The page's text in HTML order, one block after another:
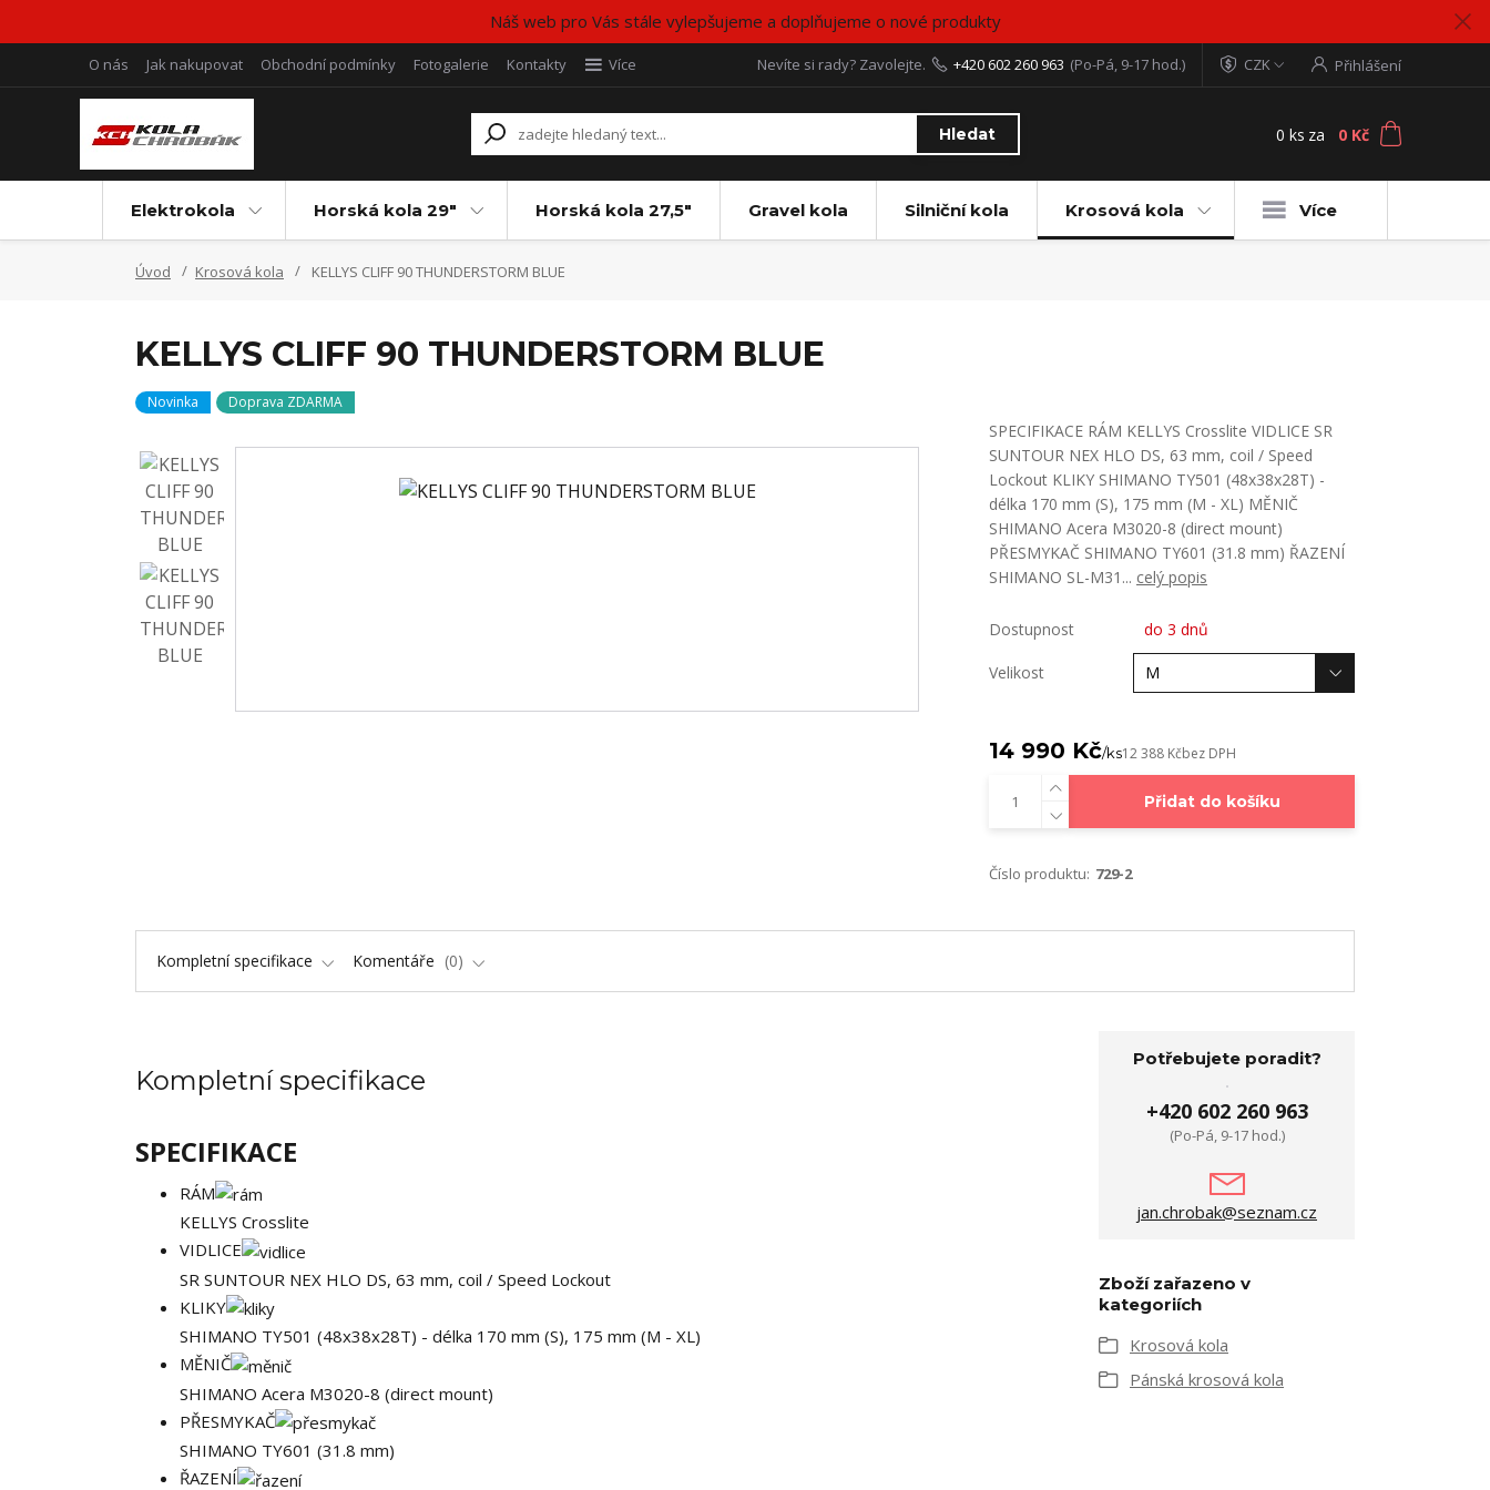
Náš web pro Vás stále vylepšujeme a doplňujeme o nové produkty
O nás Jak nakupovat Obchodní podmínky Fotogalerie Kontakty Více CZK Přihlášení
Hledat
Nevíte si rady? Zavolejte. +420 602 260 963 (Po-Pá, 9-17 hod.)
0 ks za 0 Kč
Elektrokola Horská kola 29" Horská kola 27,5" Gravel kola Silniční kola Krosová kola Více
Úvod Krosová kola KELLYS CLIFF 90 THUNDERSTORM BLUE
KELLYS CLIFF 90 THUNDERSTORM BLUE
Novinka Doprava ZDARMA
SPECIFIKACE RÁM KELLYS Crosslite VIDLICE SR
SUNTOUR NEX HLO DS, 63 mm, coil / Speed
Lockout KLIKY SHIMANO TY501 (48x38x28T) -
délka 170 mm (S), 175 mm (M - XL) MĚNIČ
SHIMANO Acera M3020-8 (direct mount)
PŘESMYKAČ SHIMANO TY601 (31.8 mm) ŘAZENÍ
SHIMANO SL-M31... celý popis
Dostupnost do 3 dnů
Velikost
14 990 Kč/ks12 388 Kčbez DPH
Přidat do košíku
Číslo produktu: 729-2
Kompletní specifikace Komentáře 0
Kompletní specifikace
SPECIFIKACE
RÁM
KELLYS Crosslite
VIDLICE
SR SUNTOUR NEX HLO DS, 63 mm, coil / Speed Lockout
KLIKY
SHIMANO TY501 (48x38x28T) - délka 170 mm (S), 175 mm (M - XL)
MĚNIČ
SHIMANO Acera M3020-8 (direct mount)
PŘESMYKAČ
SHIMANO TY601 (31.8 mm)
ŘAZENÍ
Potřebujete poradit?
+420 602 260 963
(Po-Pá, 9-17 hod.)
jan.chrobak@seznam.cz
Zboží zařazeno v
kategoriích
Krosová kola
Pánská krosová kola